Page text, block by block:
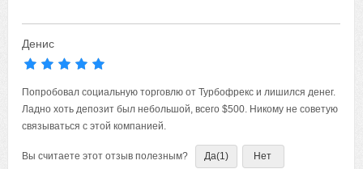
Денис
Попробовал социальную торговлю от Турбофрекс и лишился денег.
Ладно хоть депозит был небольшой, всего $500. Никому не советую
связываться с этой компанией.
Вы считаете этот отзыв полезным? Да(1) Нет